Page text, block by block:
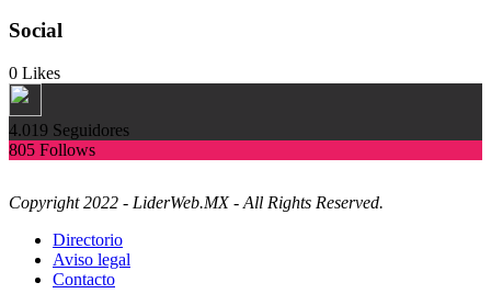
Social
0 Likes
4.019 Seguidores
805 Follows
Copyright 2022 - LiderWeb.MX - All Rights Reserved.
Directorio
Aviso legal
Contacto